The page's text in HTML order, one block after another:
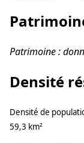
Patrimoine :
Densité
Densité de
59,3 km²